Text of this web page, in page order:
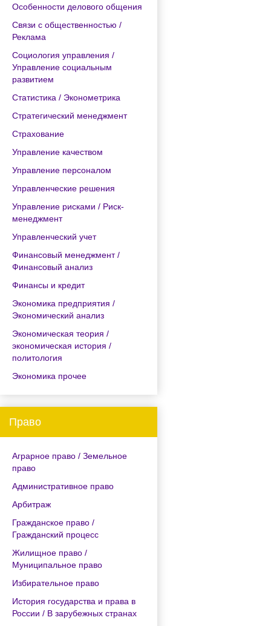
Особенности делового общения
Связи с общественностью /
Реклама
Социология управления /
Управление социальным
развитием
Статистика / Эконометрика
Стратегический менеджмент
Страхование
Управление качеством
Управление персоналом
Управленческие решения
Управление рисками / Риск-
менеджмент
Управленческий учет
Финансовый менеджмент /
Финансовый анализ
Финансы и кредит
Экономика предприятия /
Экономический анализ
Экономическая теория /
экономическая история /
политология
Экономика прочее
Право
Аграрное право / Земельное
право
Административное право
Арбитраж
Гражданское право /
Гражданский процесс
Жилищное право /
Муниципальное право
Избирательное право
История государства и права в
России / В зарубежных странах